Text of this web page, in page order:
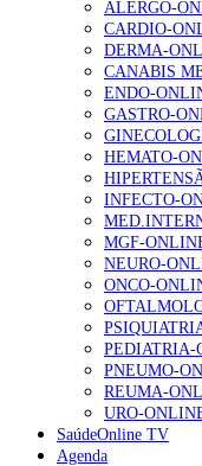
te na
207
gesto conta
203
Alguns
família com
162
“Os
custo-
sustentável
94
ALERGO-
CARDIO-
DERMA-
CANABIS
ENDO-
GASTRO-
HEMATO-
INFECTO-
MGF-
NEURO-
ONCO-
PEDIATRIA-
PNEUMO-
REUMA-
URO-
SaúdeOnline TV
Agenda